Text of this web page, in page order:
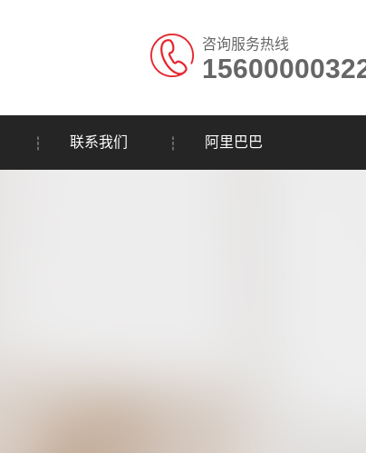
咨询服务热线
联系我们 阿里巴巴